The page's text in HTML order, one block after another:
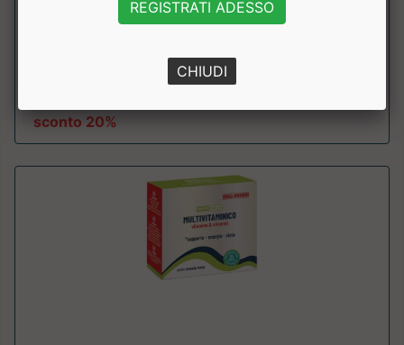
Integratore alimentare a base di vitamina k2, ber il
sconto 20%
REGISTRATI ADESSO
CHIUDI